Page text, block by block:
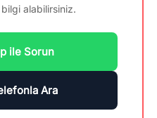
alabilirsiniz.
ile Sorun
Ara